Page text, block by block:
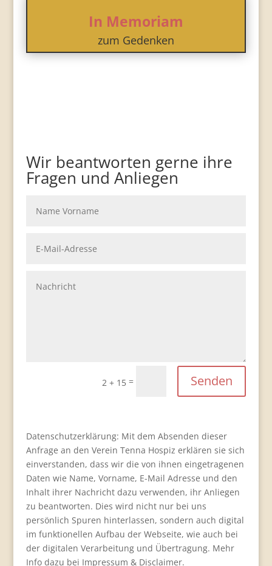
In Memoriam
zum Gedenken
Wir beantworten gerne ihre
Fragen und Anliegen
2 + 15 = Senden
Datenschutzerklärung: Mit dem Absenden dieser
Anfrage an den Verein Tenna Hospiz erklären sie sich
einverstanden, dass wir die von ihnen eingetragenen
Daten wie Name, Vorname, E-Mail Adresse und den
Inhalt ihrer Nachricht dazu verwenden, ihr Anliegen
zu beantworten. Dies wird nicht nur bei uns
persönlich Spuren hinterlassen, sondern auch digital
im funktionellen Aufbau der Webseite, wie auch bei
der digitalen Verarbeitung und Übertragung. Mehr
Info dazu bei Impressum & Disclaimer.